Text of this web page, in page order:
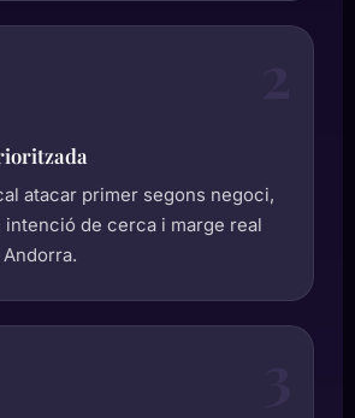
atacar primer segons negoci,
de cerca i marge real